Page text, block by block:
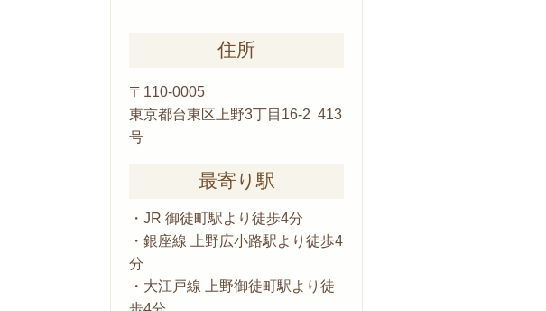
住所
〒110-0005
東京都台東区上野3丁目16-2 413
号
最寄り駅
・JR 御徒町駅より徒歩4分
・銀座線 上野広小路駅より徒歩4
分
・大江戸線 上野御徒町駅より徒